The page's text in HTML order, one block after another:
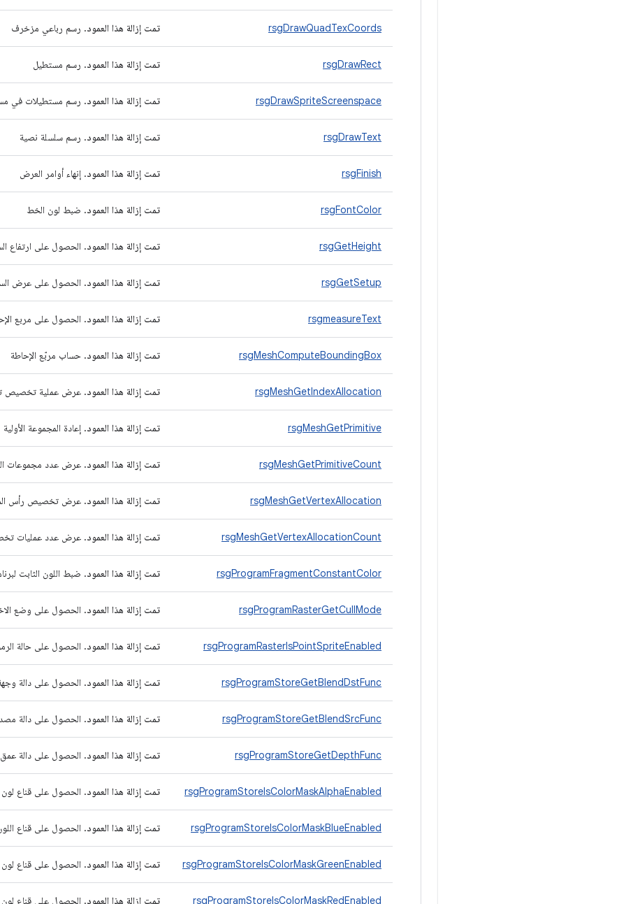
rsgDrawQuadTexCoords تمت إزالة هذا العمود. رسم رباعي مزخرف
rsgDrawRect تمت إزالة هذا العمود. رسم مستطيل
rsgDrawSpriteScreenspace تمت إزالة هذا العمود. رسم مستطيلات في
rsgDrawText تمت إزالة هذا العمود. رسم سلسلة نصية
rsgFinish تمت إزالة هذا العمود. إنهاء أوامر العرض
rsgFontColor تمت إزالة هذا العمود. ضبط لون الخط
rsgGetHeight تمت إزالة هذا العمود. الحصول على ارتفاع
rsgGetSetup تمت إزالة هذا العمود. الحصول على عرض
rsgmeasureText تمت إزالة هذا العمود. الحصول على مربع
rsgMeshComputeBoundingBox تمت إزالة هذا العمود. حساب مربّع الإحاطة
rsgMeshGetIndexAllocation تمت إزالة هذا العمود. عرض عملية تخصيص
rsgMeshGetPrimitive تمت إزالة هذا العمود. إعادة المجموعة الأولية
rsgMeshGetPrimitiveCount تمت إزالة هذا العمود. عرض عدد مجموعات
rsgMeshGetVertexAllocation تمت إزالة هذا العمود. عرض تخصيص رأس
rsgMeshGetVertexAllocationCount تمت إزالة هذا العمود. عرض عدد عمليات
rsgProgramFragmentConstantColor تمت إزالة هذا العمود. ضبط اللون الثابت
rsgProgramRasterGetCullMode تمت إزالة هذا العمود. الحصول على وضع
rsgProgramRasterIsPointSpriteEnabled تمت إزالة هذا العمود. الحصول على حالة
rsgProgramStoreGetBlendDstFunc تمت إزالة هذا العمود. الحصول على دالة
rsgProgramStoreGetBlendSrcFunc تمت إزالة هذا العمود. الحصول على دالة
rsgProgramStoreGetDepthFunc تمت إزالة هذا العمود. الحصول على دالة عمق
rsgProgramStoreIsColorMaskAlphaEnabled تمت إزالة هذا العمود. الحصول على قناع لون
rsgProgramStoreIsColorMaskBlueEnabled تمت إزالة هذا العمود. الحصول على قناع
rsgProgramStoreIsColorMaskGreenEnabled تمت إزالة هذا العمود. الحصول على قناع لون
rsgProgramStoreIsColorMaskRedEnabled تمت إزالة هذا العمود. الحصول على قناع لون